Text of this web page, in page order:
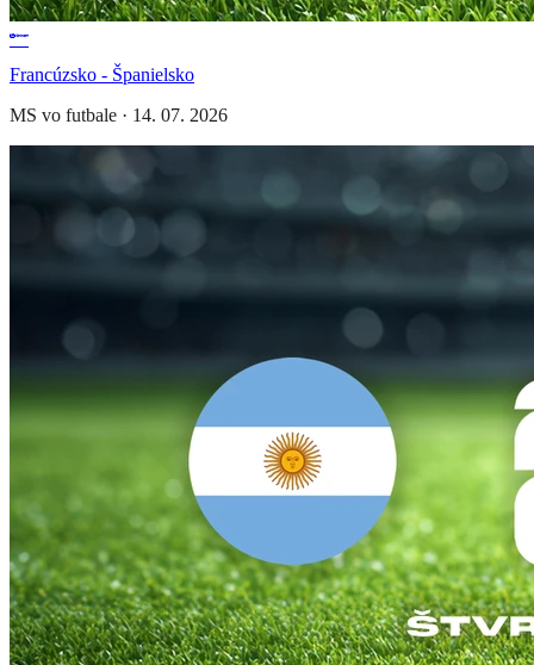
Francúzsko - Španielsko
MS vo futbale · 14. 07. 2026